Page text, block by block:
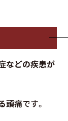
などの疾患が
頭痛です。